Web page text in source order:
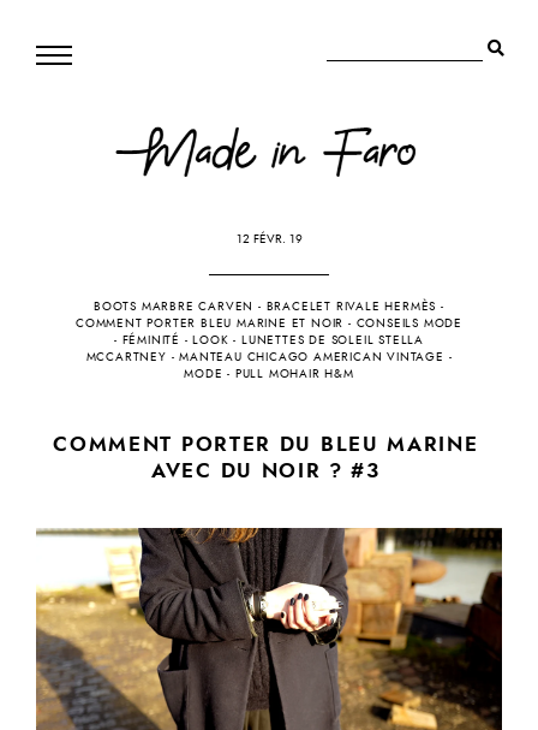
12 FÉVR. 19
BOOTS MARBRE CARVEN - BRACELET RIVALE HERMÈS -
COMMENT PORTER BLEU MARINE ET NOIR - CONSEILS MODE
- FÉMINITÉ -LOOK - LUNETTES DE SOLEIL STELLA
MCCARTNEY -MANTEAU CHICAGO AMERICAN VINTAGE -
MODE - PULL MOHAIR H&M
COMMENT PORTER DU BLEU MARINE
AVEC DU NOIR ? #3